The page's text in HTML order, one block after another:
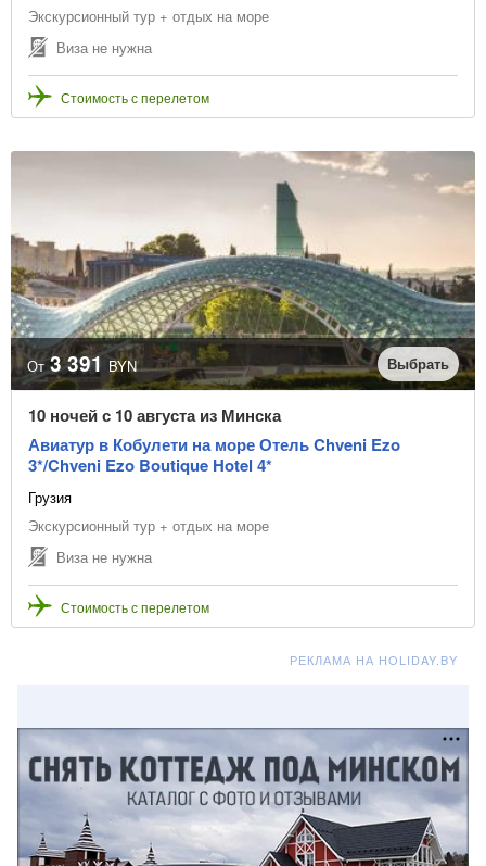
Экскурсионный тур + отдых на море
Виза не нужна
Стоимость с перелетом
От 3 391 BYN Выбрать
10 ночей с 10 августа из Минска
Авиатур в Кобулети на море Отель Chveni Ezo
3*/Chveni Ezo Boutique Hotel 4*
Грузия
Экскурсионный тур + отдых на море
Виза не нужна
Стоимость с перелетом
РЕКЛАМА НА HOLIDAY.BY